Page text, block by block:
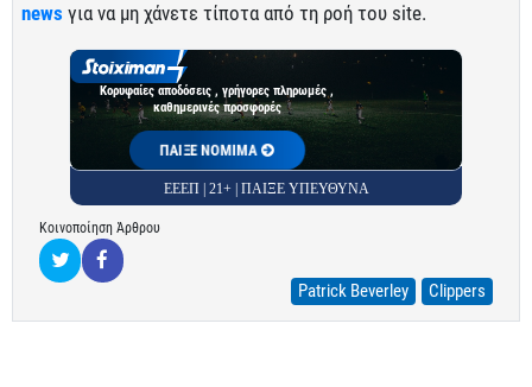
news για να μη χάνετε τίποτα από τη ροή του site.
Κορυφαίες αποδόσεις , γρήγορες πληρωμές ,
καθημερινές προσφορές
ΠΑΙΞΕ ΝΟΜΙΜΑ
ΕΕΕΠ | 21+ | ΠΑΙΞΕ ΥΠΕΥΘΥΝΑ
Κοινοποίηση Άρθρου
Patrick Beverley Clippers